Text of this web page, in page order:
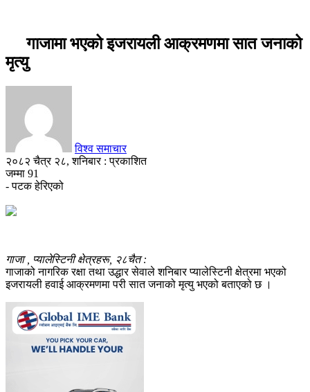
गाजामा भएको इजरायली आक्रमणमा सात जनाको
मृत्यु
विश्व समाचार
२०८२ चैत्र २८, शनिबार : प्रकाशित
जम्मा 91
- पटक हेरिएको
गाजा , प्यालेस्टिनी क्षेत्रहरू, २८चैत :
गाजाको नागरिक रक्षा तथा उद्धार सेवाले शनिबार प्यालेस्टिनी क्षेत्रमा भएको
इजरायली हवाई आक्रमणमा परी सात जनाको मृत्यु भएको बताएको छ ।